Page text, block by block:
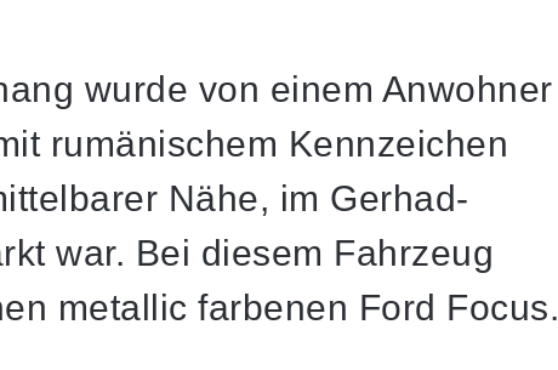
wurde von einem Anwohner
rumänischem Kennzeichen
Nähe, im Gerhad-
war. Bei diesem Fahrzeug
metallic farbenen Ford Focus.